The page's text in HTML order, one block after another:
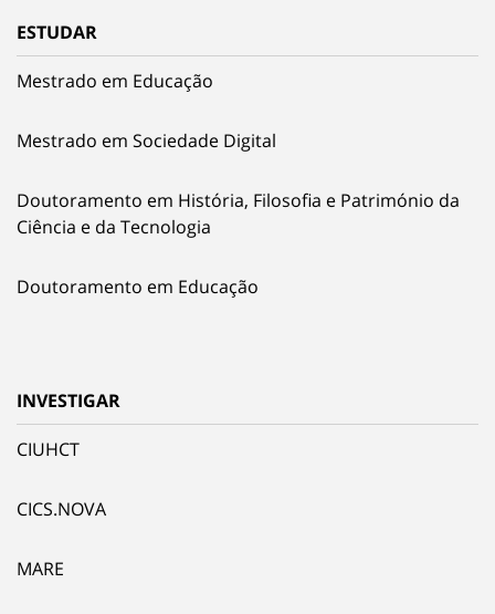
ESTUDAR
Mestrado em Educação
Mestrado em Sociedade Digital
Doutoramento em História, Filosofia e Património da
Ciência e da Tecnologia
Doutoramento em Educação
INVESTIGAR
CIUHCT
CICS.NOVA
MARE